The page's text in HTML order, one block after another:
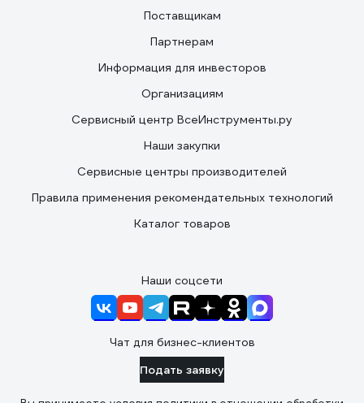
Поставщикам
Партнерам
Информация для инвесторов
Организациям
Сервисный центр ВсеИнструменты.ру
Наши закупки
Сервисные центры производителей
Правила применения рекомендательных технологий
Каталог товаров
Наши соцсети
Чат для бизнес-клиентов
Подать заявку